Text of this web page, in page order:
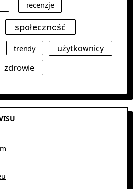
recenzje
społeczność
trendy
użytkownicy
zdrowie